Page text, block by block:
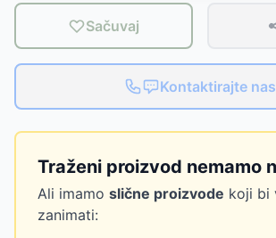
Sačuvaj
Kontaktirajte nas
Traženi proizvod nemamo
Ali imamo slične proizvode koji bi
zanimati: